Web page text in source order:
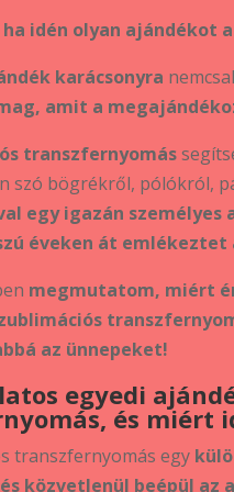
ha idén olyan ajándékot
karácsonyra
amit a
transzfernyomás
szó bögrékről, pólókról,
egy igazán
éveken át
megmutatom, miért
az ünnepeket!
egyedi
és miért
transzfernyomás egy
közvetlenül beépül az